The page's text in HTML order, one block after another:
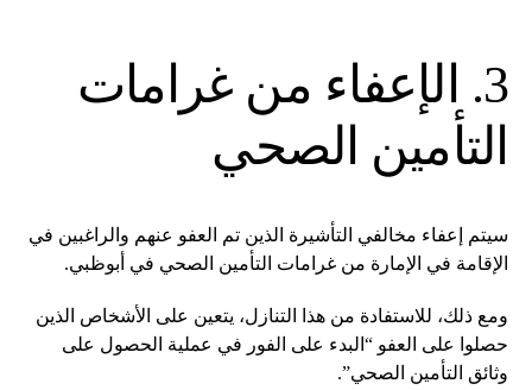
3. الإعفاء من غرامات
التأمين الصحي
سيتم إعفاء مخالفي التأشيرة الذين تم العفو عنهم والراغبين في
الإقامة في الإمارة من غرامات التأمين الصحي في أبوظبي.
ومع ذلك، للاستفادة من هذا التنازل، يتعين على الأشخاص الذين
حصلوا على العفو “البدء على الفور في عملية الحصول على
وثائق التأمين الصحي”.